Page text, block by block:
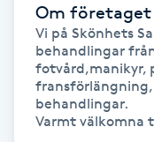
IPL hårborttagning
Om företaget
Vi på Skönhets
behandlingar
fotvård,manikyr,
behandlingar.